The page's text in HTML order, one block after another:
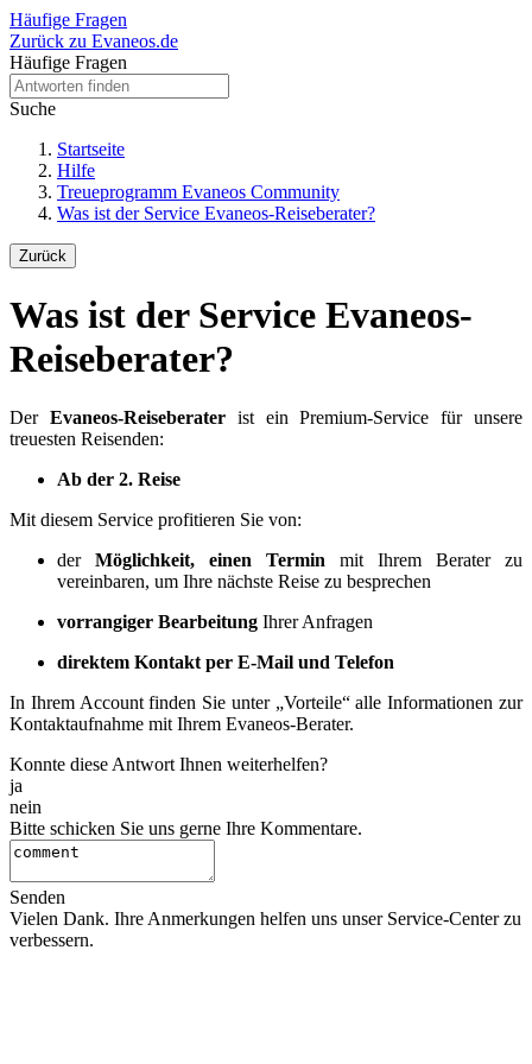
Häufige Fragen
Zurück zu Evaneos.de
Häufige Fragen
Suche
Startseite
Hilfe
Treueprogramm Evaneos Community
Was ist der Service Evaneos-Reiseberater?
Zurück
Was ist der Service Evaneos-
Reiseberater?
Der Evaneos-Reiseberaterist ein Premium-Service für unsere
treuesten Reisenden:
Ab der 2. Reise
Mit diesem Service profitieren Sie von:
der Möglichkeit, einen Termin mit Ihrem Berater zu
vereinbaren, um Ihre nächste Reise zu besprechen
vorrangiger Bearbeitung Ihrer Anfragen
direktem Kontakt per E-Mail und Telefon
In Ihrem Account finden Sie unter „Vorteile“ alle Informationen zur
Kontaktaufnahme mit Ihrem Evaneos-Berater.
Konnte diese Antwort Ihnen weiterhelfen?
ja
nein
Bitte schicken Sie uns gerne Ihre Kommentare.
Senden
Vielen Dank. Ihre Anmerkungen helfen uns unser Service-Center zu
verbessern.